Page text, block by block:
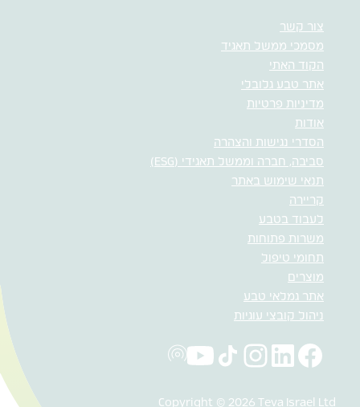
צור קשר
מסמכי ממשל תאגיד
הקוד האתי
אתר טבע גלובלי
מדיניות פרטיות
אודות
הסדרי נגישות והצהרה
סביבה, חברה וממשל תאגידי (ESG)
תנאי שימוש באתר
קריירה
לעבוד בטבע
משרות פתוחות
תחומי טיפול
מוצרים
אתר גמלאי טבע
ניהול קובצי עוגיות
Copyright © 2026 Teva Israel Ltd